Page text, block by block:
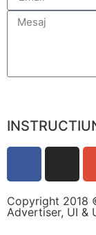
Copyright 2018
Advertiser, UI &